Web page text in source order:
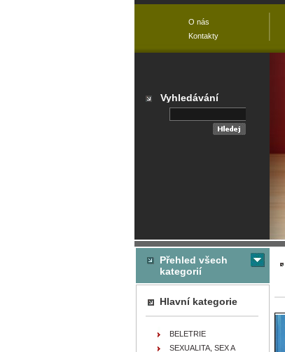
Přehled všech
kategorií
Hlavní kategorie
BELETRIE
SEXUALITA, SEX A
O nás
Kontakty
Vyhledávání